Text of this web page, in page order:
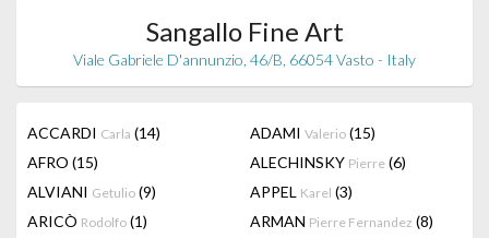
Sangallo Fine Art
Viale Gabriele D'annunzio, 46/B, 66054 Vasto - Italy
ACCARDI Carla (14) ADAMI Valerio (15)
AFRO (15) ALECHINSKY Pierre (6)
ALVIANI Getulio (9) APPEL Karel (3)
ARICÒ Rodolfo (1) ARMAN Pierre Fernandez (8)